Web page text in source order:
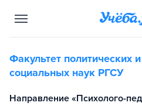
Факультет политических и
социальных наук РГСУ
Направление «Психолого-